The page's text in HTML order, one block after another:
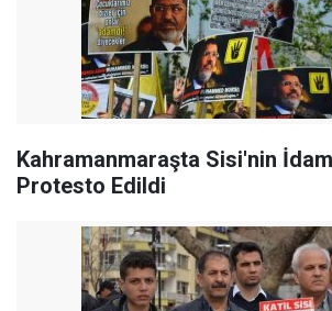
Kahramanmaraşta Sisi'nin
Protesto Edildi